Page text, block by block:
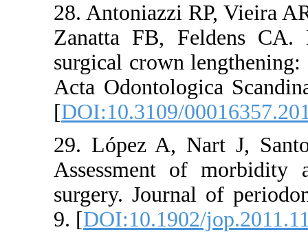
28.
Zanatta
surgical
Acta
[
29. López
surgery.
9. [